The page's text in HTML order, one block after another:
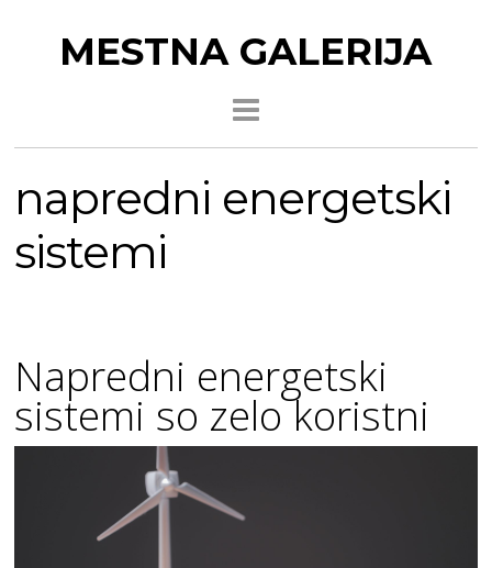
MESTNA GALERIJA
napredni energetski
sistemi
Napredni energetski
sistemi so zelo koristni